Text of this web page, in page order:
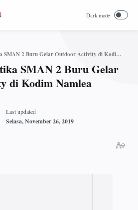
Saka Wira Kartika SMAN 2 Buru Gelar Outdoor Activity di Kodim Namlea
SMAN 2 Buru Gelar
di Kodim Namlea